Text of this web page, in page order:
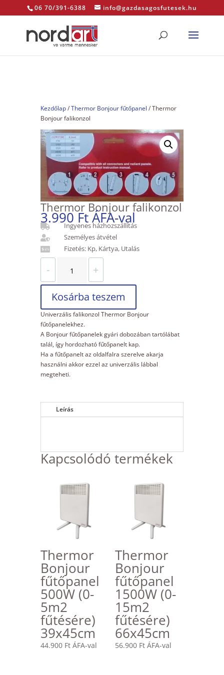
06 70/391-6388 info@gazdasagosfutesek.hu
Kezdőlap/Thermor Bonjour fűtőpanel / Thermor
Bonjour falikonzol
Thermor Bonjour falikonzol
3.990FtÁFA-val
 Ingyenes házhozszállítás
 Személyes átvétel
 Fizetés: Kp, Kártya, Utalás
-
Bonjour
mennyiség
+
Kosárba teszem
Univerzális falikonzol Thermor Bonjour
fűtőpanelekhez.
A Bonjour fűtőpanelek gyári dobozában tartólábat
talál, így hordozható fűtőpanelt kap.
Ha a fűtőpanelt az oldalfalra szerelve akarja
használni akkor ezzel az univerzális lábbal
megteheti.
Leírás
Kapcsolódó termékek
Thermor
Bonjour
fűtőpanel
500W (0-
5m2
fűtésére)
39x45cm
44.900 Ft ÁFA-val
Thermor
Bonjour
fűtőpanel
1500W (0-
15m2
fűtésére)
66x45cm
56.900 Ft ÁFA-val